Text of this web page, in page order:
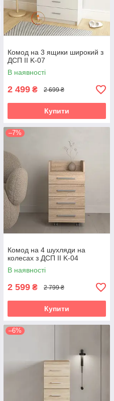
Комод на 3 ящики широкий з
ДСП II K-07
В наявності
2 499 ₴ 2 699 ₴
Купити
–7%
Комод на 4 шухляди на
колесах з ДСП II K-04
В наявності
2 599 ₴ 2 799 ₴
Купити
–6%